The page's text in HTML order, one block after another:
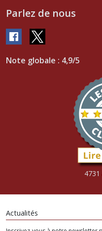
Parlez de nous
Note globale : 4,9/5
4731
Actualités